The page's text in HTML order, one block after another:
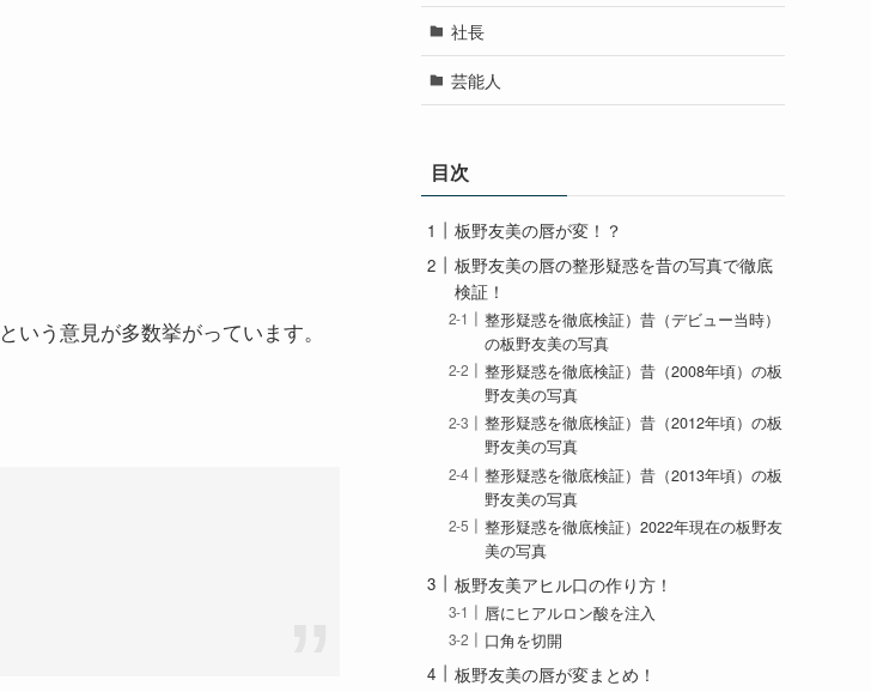
という意見が多数挙がっています。
社長
芸能人
目次
板野友美の唇が変！？
板野友美の唇の整形疑惑を昔の写真で徹底
検証！
整形疑惑を徹底検証）昔（デビュー当時）
の板野友美の写真
整形疑惑を徹底検証）昔（2008年頃）の板
野友美の写真
整形疑惑を徹底検証）昔（2012年頃）の板
野友美の写真
整形疑惑を徹底検証）昔（2013年頃）の板
野友美の写真
整形疑惑を徹底検証）2022年現在の板野友
美の写真
板野友美アヒル口の作り方！
唇にヒアルロン酸を注入
口角を切開
板野友美の唇が変まとめ！